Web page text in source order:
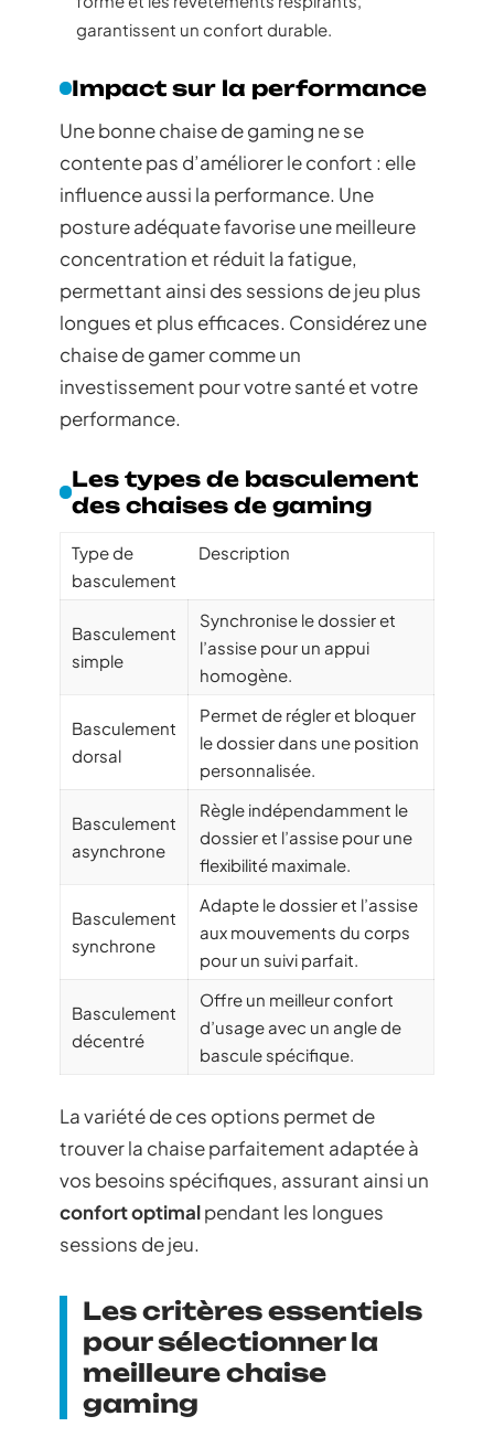
garantissent un confort durable.
Impact sur la performance
Une bonne chaise de gaming ne se
contente pas d’améliorer le confort : elle
influence aussi la performance. Une
posture adéquate favorise une meilleure
concentration et réduit la fatigue,
permettant ainsi des sessions de jeu plus
longues et plus efficaces. Considérez une
chaise de gamer comme un
investissement pour votre santé et votre
performance.
Les types de basculement
des chaises de gaming
Type de
basculement
Description
Basculement
simple
Synchronise le dossier et
l’assise pour un appui
homogène.
Basculement
dorsal
Permet de régler et bloquer
le dossier dans une position
personnalisée.
Basculement
asynchrone
Règle indépendamment le
dossier et l’assise pour une
flexibilité maximale.
Basculement
synchrone
Adapte le dossier et l’assise
aux mouvements du corps
pour un suivi parfait.
Basculement
décentré
Offre un meilleur confort
d’usage avec un angle de
bascule spécifique.
La variété de ces options permet de
trouver la chaise parfaitement adaptée à
vos besoins spécifiques, assurant ainsi un
confort optimalpendant les longues
sessions de jeu.
Les critères essentiels
pour sélectionner la
meilleure chaise
gaming